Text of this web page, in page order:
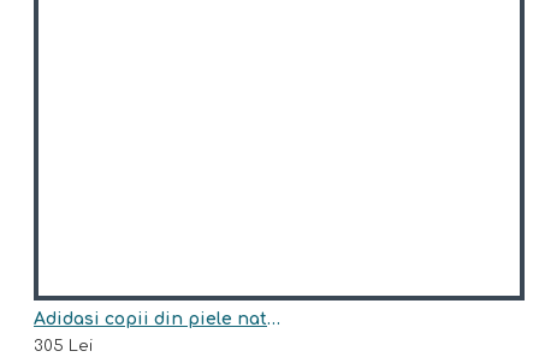
Adidasi copii din piele naturala model DALLAS
305 Lei